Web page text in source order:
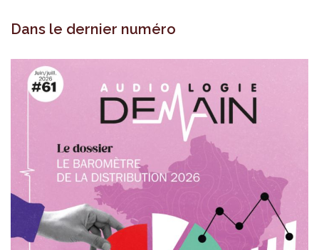
Dans le dernier numéro